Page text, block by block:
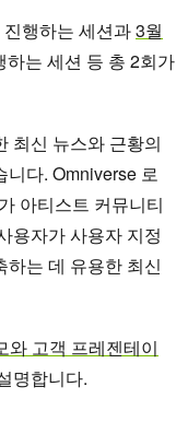
행하는 세션과3월
하는 세션 등 총 2회가
최신 뉴스와 근황의
니다. Omniverse 로
아티스트 커뮤니티
용자가 사용자 지정
는 데 유용한 최신
와 고객 프레젠테이
명합니다.